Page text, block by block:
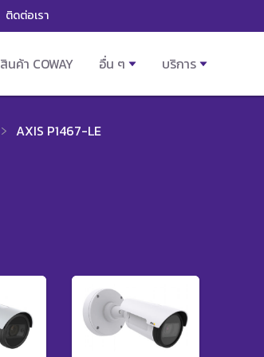
ติดต่อเรา
สินค้า COWAY อื่น ๆ บริการ
AXIS P1467-LE